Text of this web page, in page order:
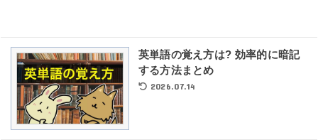
英単語の覚え方は? 効率的に暗記
する方法まとめ
2026.07.14